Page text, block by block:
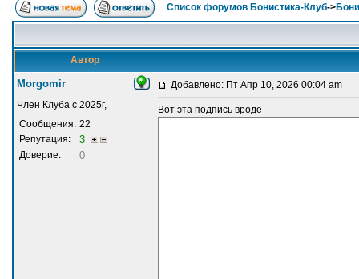
Список форумов Бонистика-Клуб->
Автор
Morgomir
Член Клуба с 2025г,
Сообщения: 22
Репутация:
3
Доверие: 0
Добавлено: Пт Апр 10, 2026 00:04 am
Вот эта подпись вроде